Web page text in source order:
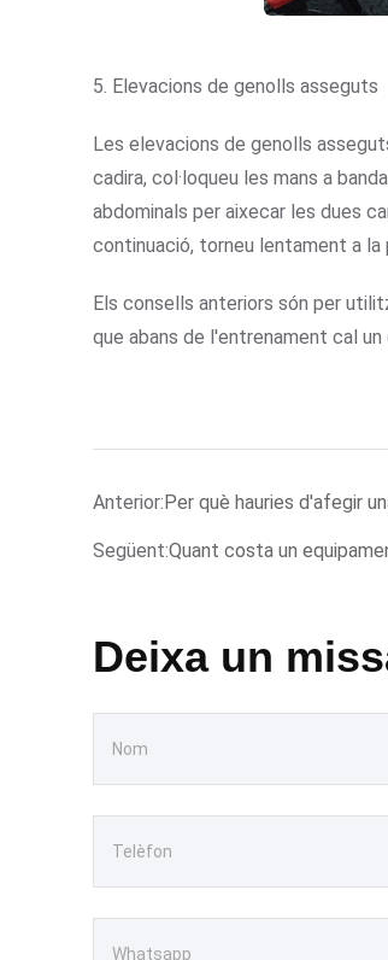
5. Elevacions de genolls asseguts
Les elevacions de genolls
cadira, col·loqueu les mans a
abdominals per aixecar les dues
continuació, torneu lentament a la
Els consells anteriors són per
que abans de l'entrenament cal
Anterior:Per què hauries d'afegir
Següent:Quant costa un
Deixa un